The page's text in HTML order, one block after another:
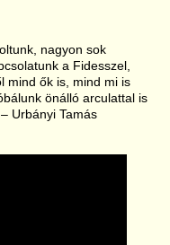
nagyon sok
a Fidesszel,
mind ők is, mind mi is
önálló arculattal is
Urbányi Tamás